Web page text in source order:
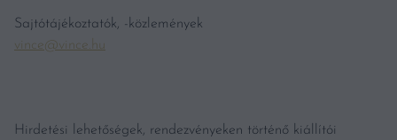
Sajtótájékoztatók, -közlemények
vince@vince.hu
Hirdetési lehetőségek, rendezvényeken történő kiállítói